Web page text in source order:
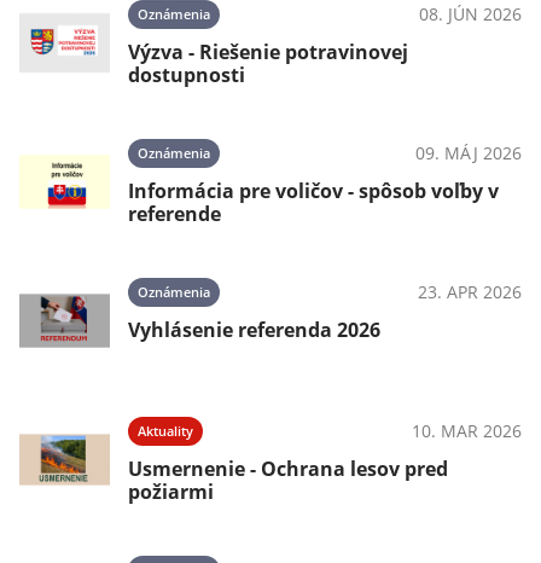
Oznámenia 08. JÚN 2026
Výzva - Riešenie potravinovej
dostupnosti
Oznámenia 09. MÁJ 2026
Informácia pre voličov - spôsob voľby v
referende
Oznámenia 23. APR 2026
Vyhlásenie referenda 2026
Aktuality 10. MAR 2026
Usmernenie - Ochrana lesov pred
požiarmi